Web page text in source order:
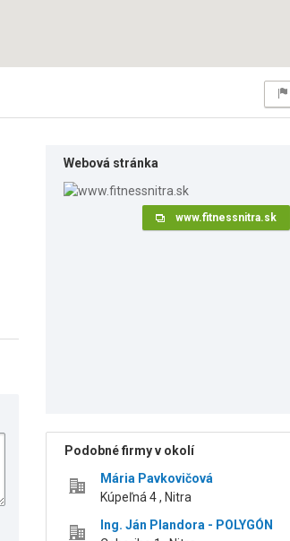
Webová stránka
www.fitnessnitra.sk
Podobné firmy v okolí
Mária Pavkovičová
Kúpeľná 4 , Nitra
Ing. Ján Plandora - POLYGÓN